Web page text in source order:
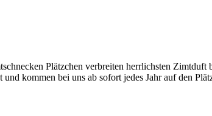
Plätzchen verbreiten herrlichsten
kommen bei uns ab sofort jedes Jahr auf den